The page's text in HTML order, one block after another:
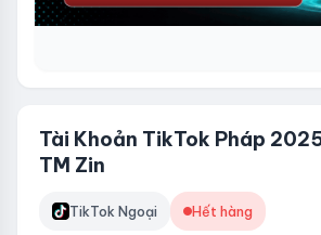
Tài Khoản TikTok Pháp
TM Zin
TikTok Ngoại Hết hàng